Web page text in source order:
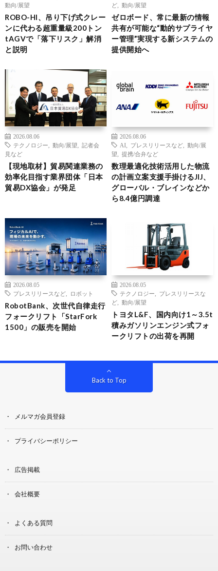
動向/展望
ROBO-HI、吊り下げ式クレー
ンに代わる超重量級200トン
tAGVで「落下リスク」解消
と説明
ど
動向/展望
ゼロボード、常に最新の情報
共有が可能な“動的サプライヤ
ー管理”実現する新システムの
提供開始へ
2026.08.06
テクノロジー
動向/展望
記者会
見など
【現地取材】貿易関連業務の
効率化目指す業界団体「日本
貿易DX協会」が発足
2026.08.06
AI
プレスリリースなど
動向/展
望
提携/合弁など
数理最適化技術活用した物流
の計画立案支援手掛けるJIJ、
グローバル・ブレインなどか
ら8.4億円調達
2026.08.05
プレスリリースなど
ロボット
RobotBank、次世代自律走行
フォークリフト「StarFork
1500」の販売を開始
2026.08.05
テクノロジー
プレスリリースな
ど
動向/展望
トヨタL&F、国内向け1～3.5t
積みガソリンエンジン式フォ
ークリフトの出荷を再開
Back to Top
メルマガ会員登録
プライバシーポリシー
広告掲載
会社概要
よくある質問
お問い合わせ